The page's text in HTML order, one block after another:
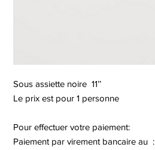
Sous assiette noire 11’’
Le prix est pour 1 personne
Pour effectuer votre paiement:
Paiement par virement bancaire au :